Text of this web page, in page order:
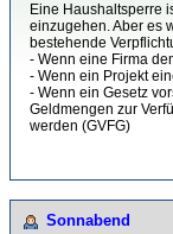
Eine Haushaltsperre
einzugehen. Aber es
bestehende
- Wenn eine Firma
- Wenn ein Projekt
- Wenn ein Gesetz
Geldmengen zur
werden (GVFG)
Sonnabend